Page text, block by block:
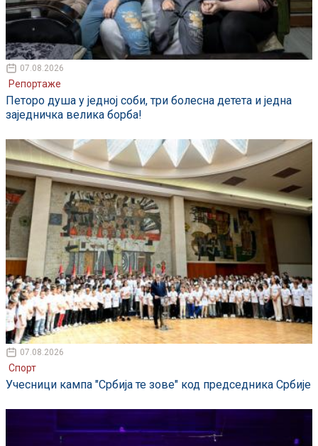
07.08.2026
Репортаже
Петоро душа у једној соби, три болесна детета и једна
заједничка велика борба!
07.08.2026
Спорт
Учесници кампа "Србија те зове" код председника Србије